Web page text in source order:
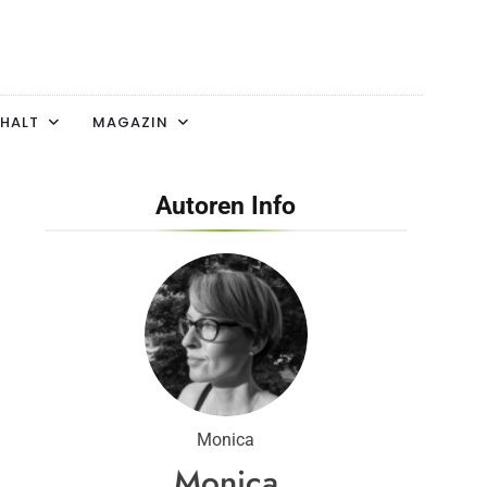
MAGAZIN
Autoren Info
Monica